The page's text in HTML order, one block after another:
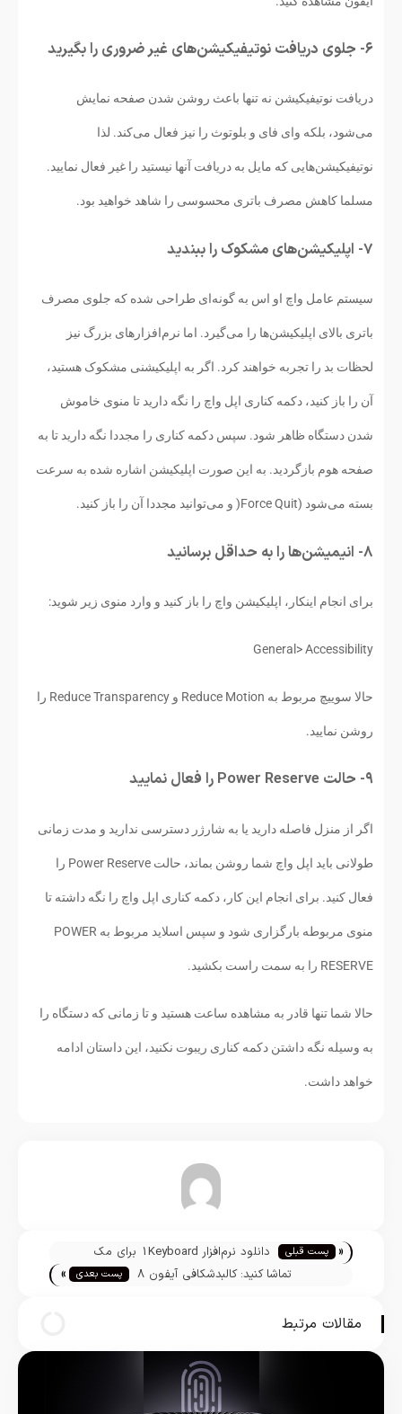
۶- جلوی دریافت نوتیفیکیشن‌های غیر ضروری را بگیرید
دریافت نوتیفیکیشن نه تنها باعث روشن شدن صفحه نمایش
می‌شود، بلکه وای فای و بلوتوث را نیز فعال می‌کند. لذا
نوتیفیکیشن‌هایی که مایل به دریافت آنها نیستید را غیر فعال نمایید.
مسلما کاهش مصرف باتری محسوسی را شاهد خواهید بود.
۷- اپلیکیشن‌های مشکوک را ببندید
سیستم عامل واچ او اس به گونه‌ای طراحی شده که جلوی مصرف
باتری بالای اپلیکیشن‌ها را می‌گیرد. اما نرم‌افزارهای بزرگ نیز
لحظات بد را تجربه خواهند کرد. اگر به اپلیکیشنی مشکوک هستید،
آن را باز کنید، دکمه کناری اپل واچ را نگه دارید تا منوی خاموش
شدن دستگاه ظاهر شود. سپس دکمه کناری را مجددا نگه دارید تا به
صفحه هوم بازگردید. به این صورت اپلیکیشن اشاره شده به سرعت
بسته می‌شود (Force Quit( و می‌توانید مجددا آن را باز کنید.
۸- انیمیشن‌ها را به حداقل برسانید
برای انجام اینکار، اپلیکیشن واچ را باز کنید و وارد منوی زیر شوید:
General> Accessibility
حالا سوییچ مربوط به Reduce Motion و Reduce Transparency را
روشن نمایید.
۹- حالت Power Reserve را فعال نمایید
اگر از منزل فاصله دارید یا به شارژر دسترسی ندارید و مدت زمانی
طولانی باید اپل واچ شما روشن بماند، حالت Power Reserve را
فعال کنید. برای انجام این کار، دکمه کناری اپل واچ را نگه داشته تا
منوی مربوطه بارگزاری شود و سپس اسلاید مربوط به POWER
RESERVE را به سمت راست بکشید.
حالا شما تنها قادر به مشاهده ساعت هستید و تا زمانی که دستگاه را
به وسیله نگه داشتن دکمه کناری ریبوت نکنید، این داستان ادامه
خواهد داشت.
تیم تحریریه « پست قبلی
دانلود نرم‌افزار 1Keyboard برای مک
تماشا کنید: کالبدشکافی آیفون 8
پست بعدی »
مقالات مرتبط